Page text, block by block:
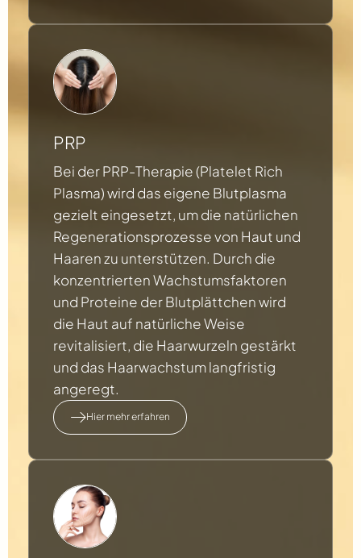
PRP
Bei der PRP-Therapie (Platelet Rich
Plasma) wird das eigene Blutplasma
gezielt eingesetzt, um die natürlichen
Regenerationsprozesse von Haut und
Haaren zu unterstützen. Durch die
konzentrierten Wachstumsfaktoren
und Proteine der Blutplättchen wird
die Haut auf natürliche Weise
revitalisiert, die Haarwurzeln gestärkt
und das Haarwachstum langfristig
angeregt.
Hier mehr erfahren